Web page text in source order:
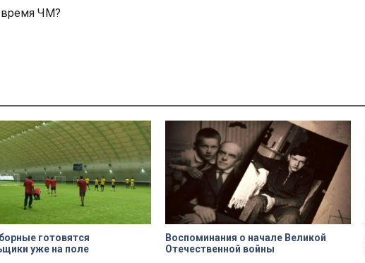
время ЧМ?
готовятся
уже на поле
Воспоминания о начале Великой
Отечественной войны